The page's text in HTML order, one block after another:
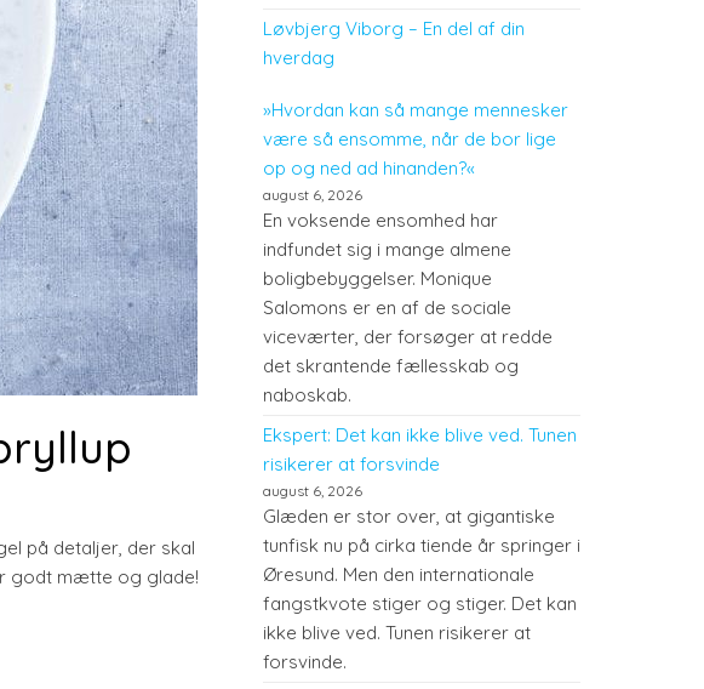
på detaljer, der skal
godt mætte og glade!
Løvbjerg Viborg – En del af din
hverdag
»Hvordan kan så mange mennesker
være så ensomme, når de bor lige
op og ned ad hinanden?«
august 6, 2026
En voksende ensomhed har
indfundet sig i mange almene
boligbebyggelser. Monique
Salomons er en af de sociale
viceværter, der forsøger at redde
det skrantende fællesskab og
naboskab.
Ekspert: Det kan ikke blive ved. Tunen
risikerer at forsvinde
august 6, 2026
Glæden er stor over, at gigantiske
tunfisk nu på cirka tiende år springer i
Øresund. Men den internationale
fangstkvote stiger og stiger. Det kan
ikke blive ved. Tunen risikerer at
forsvinde.